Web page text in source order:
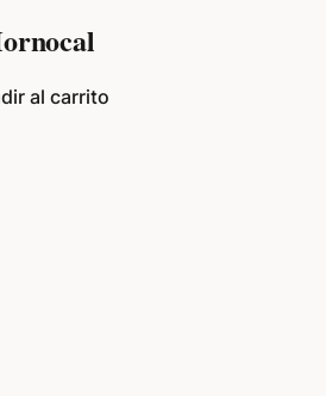
al carrito